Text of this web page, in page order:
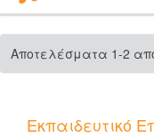
Αποτελέσματα 1-2
Εκπαιδευτικό